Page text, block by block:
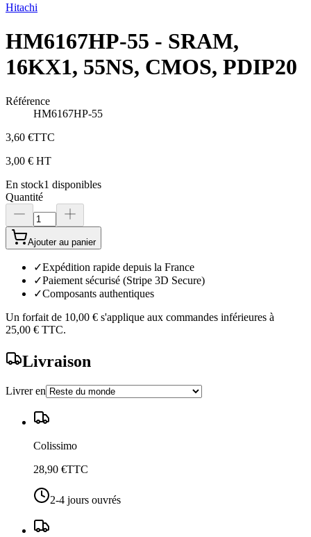
Hitachi
HM6167HP-55 - SRAM,
16KX1, 55NS, CMOS, PDIP20
Référence
HM6167HP-55
3,60 €TTC
3,00 € HT
En stock1 disponibles
Quantité
Ajouter au panier
✓Expédition rapide depuis la France
✓Paiement sécurisé (Stripe 3D Secure)
✓Composants authentiques
Un forfait de 10,00 € s'applique aux commandes inférieures à
25,00 € TTC.
Livraison
Livrer en
Colissimo
28,90 €TTC
2-4 jours ouvrés